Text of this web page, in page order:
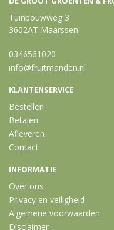
Tuinbouwweg 3
3602AT Maarssen
0346561020
info@fruitmanden.nl
KLANTENSERVICE
Bestellen
Betalen
Afleveren
Contact
INFORMATIE
Over ons
Privacy en veiligheid
Algemene voorwaarden
Disclaimer